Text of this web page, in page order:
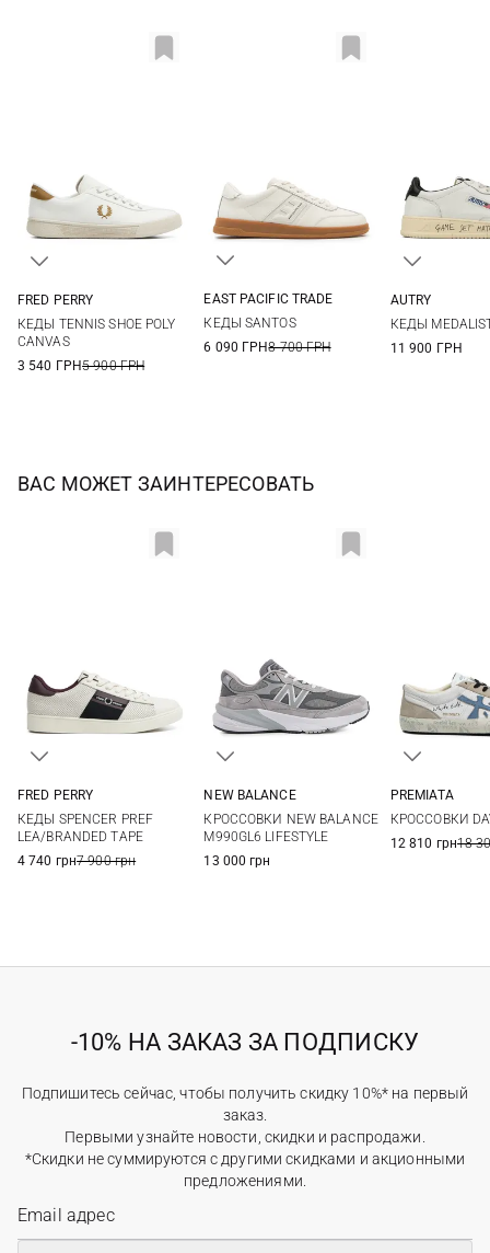
11 UK
12 UK
FRED PERRY
КЕДЫ TENNIS SHOE POLY
CANVAS
3 540 ГРН5 900 ГРН
44
EAST PACIFIC TRADE
КЕДЫ SANTOS
6 090 ГРН8 700 ГРН
44
AUTRY
КЕДЫ
11 900 ГРН
ВАС МОЖЕТ ЗАИНТЕРЕСОВАТЬ
10 UK
11 UK 12 UK
FRED PERRY
КЕДЫ SPENCER PREF
LEA/BRANDED TAPE
4 740 грн7 900 грн
9 US
9,5 US 10 US
11 US
11,5 US
NEW BALANCE
КРОССОВКИ NEW BALANCE
M990GL6 LIFESTYLE
13 000 грн
PREMIATA
КРОССОВКИ
12 810 грн18
-10% НА ЗАКАЗ ЗА ПОДПИСКУ
Подпишитесь сейчас, чтобы получить скидку 10%* на первый
заказ.
Первыми узнайте новости, скидки и распродажи.
*Скидки не суммируются с другими скидками и акционными
предложениями.